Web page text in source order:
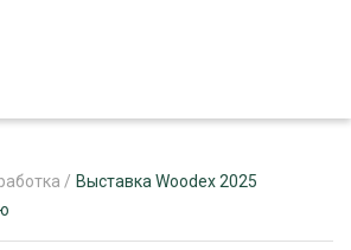
/ Выставка Woodex 2025